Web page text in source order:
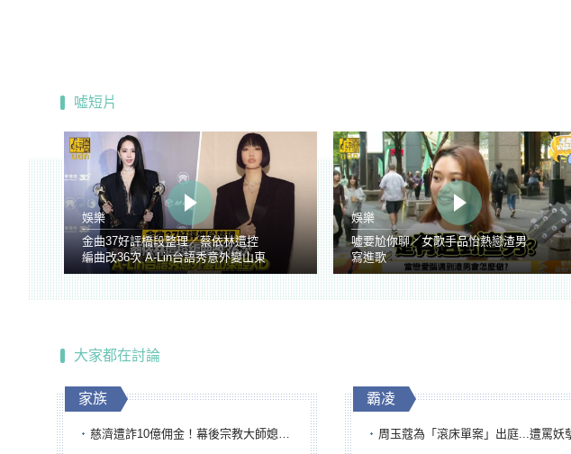
噓短片
娛樂
金曲37好評橋段整理／蔡依林遭控
編曲改36次 A-Lin台語秀意外變山東
腔
娛樂
噓要尬你聊／女歌手品怡熱戀渣男
寫進歌
大家都在討論
家族
慈濟遭詐10億佣金！幕後宗教大師媳婦獲100萬交保...快步奔離不發一語
霸凌
周玉蔻為「滾床單案」出庭...遭罵妖孽下地獄 張淑娟批：舌頭殺人